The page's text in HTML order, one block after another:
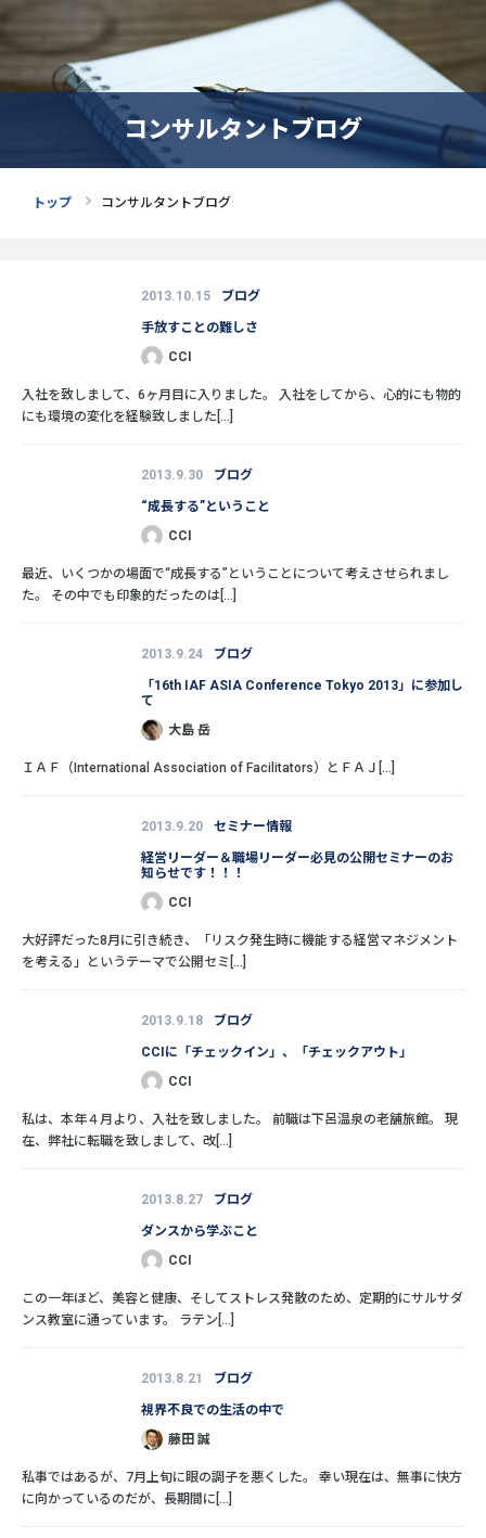
コンサルタントブログ
トップ コンサルタントブログ
2013.10.15 ブログ
手放すことの難しさ
CCI
入社を致しまして、6ヶ月目に入りました。 入社をしてから、心的にも物的
にも環境の変化を経験致しました[...]
2013.9.30 ブログ
“成長する”ということ
CCI
最近、いくつかの場面で“成長する”ということについて考えさせられまし
た。 その中でも印象的だったのは[...]
2013.9.24 ブログ
「16th IAF ASIA Conference Tokyo 2013」に参加し
て
大島 岳
ＩＡＦ（International Association of Facilitators）とＦＡＪ[...]
2013.9.20 セミナー情報
経営リーダー＆職場リーダー必見の公開セミナーのお
知らせです！！！
CCI
大好評だった8月に引き続き、「リスク発生時に機能する経営マネジメント
を考える」というテーマで公開セミ[...]
2013.9.18 ブログ
CCIに「チェックイン」、「チェックアウト」
CCI
私は、本年４月より、入社を致しました。 前職は下呂温泉の老舗旅館。 現
在、弊社に転職を致しまして、改[...]
2013.8.27 ブログ
ダンスから学ぶこと
CCI
この一年ほど、美容と健康、そしてストレス発散のため、定期的にサルサダ
ンス教室に通っています。 ラテン[...]
2013.8.21 ブログ
視界不良での生活の中で
藤田 誠
私事ではあるが、7月上旬に眼の調子を悪くした。 幸い現在は、無事に快方
に向かっているのだが、長期間に[...]